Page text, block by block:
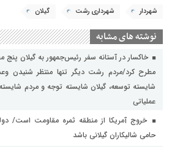
شهردار شهرداری رشت گیلان
نوشته های مشابه
خاکسار در آستانه سفر رئیس‌جمهور به گیلان پنج
مطرح کرد/مردم رشت دیگر تنها منتظر شنیدن
شایسته توسعه، گیلان شایسته توجه و مردم
عملیاتی
خروج آمریکا از منطقه ثمره مقاومت است/
حامی شالیکاران گیلانی باشد